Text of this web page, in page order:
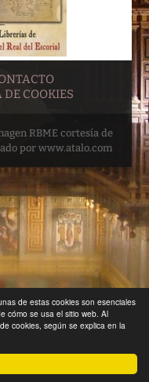
de estas cookies son esenciales
cómo se usa el sitio web. Al
cookies, según se explica en la
DE COOKIES
RBME cortesía de
por www.atalo.com